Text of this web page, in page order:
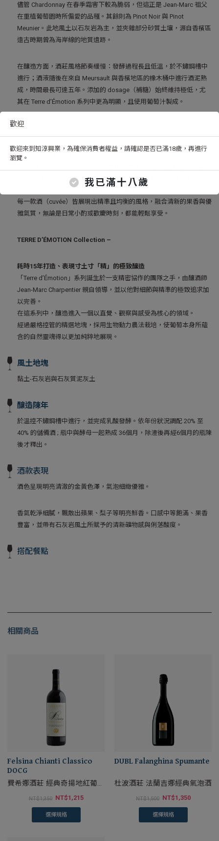
歡迎
歡迎來到知淳興業，為確保消費者權益，請確認是否已滿18歲，再進行
瀏覽。
我已滿十八歲
儘管 Chardonnay 在春季霜害下較為脆弱，但這正是 Jean-Marc 祖父
在重植葡萄園時所偏愛的品種。其餘則為 Pinot Noir 與 Pinot
Meunier。此地風土以石灰岩為主，並夾雜部分砂質土壤，源自香檳區
遠古時期曾為海岸線的地質遺跡。
在釀造方面，酒莊風格節奏緩慢：發酵過程長且低溫，於不鏽鋼槽中
進行；酒液隨後在來自 Meursault 與香檳地區的橡木桶中進行酒泥熟
成，時間最長可達五年。添加的 dosage（補糖）始終維持極低，尤
其在 Terre d’Émotion 系列中更為明顯，且使用葡萄汁製成。
兩大主軸、感動味蕾
TRADITION Collection –
——這片土地以豐富的 Pinot Meunier 葡萄著稱，並在釀酒師 Jean-
Marc Charpentier 的巧手詮釋下達到完美平衡。
每一款酒（cuvée）皆展現出精準且均衡的風格，融合清新的果香與優
雅氣質，無論是日常小酌或歡慶時刻，都能輕鬆享受。
TERRE D’ÉMOTION Collection –
耗時15年打造、表現寸土寸「精」的極致釀造
「Terre d’Émotion」系列誕生於一支精密協作的團隊之手，由釀酒師
Jean-Marc Charpentier 親自領導，並以他對細節與精準的極致追求加
以完善。
在這系列中，釀造進入一個以直覺、觀察與感受為核心的領域。
經過嚴格控管的精選地塊，採用生物動力農法栽培，使葡萄本身所蘊
含的自然靈魂得以更加純粹地展現。
風土地塊
黏土-石灰岩與石灰質泥灰土
釀造陳年
於溫控不鏽鋼槽中進行，並完成乳酸發酵。依年份狀況調配 20% 至
40% 的儲備酒 ; 瓶中與酵母一起熟成 36個月，除渣後再經6個月的瓶陳
後才釋出。
酒款表現
酒色呈現明亮清澈的金黃色澤，氣泡細緻優雅。
香氣乾淨細膩，飄散出蘋果、梨子等明亮鮮香。口感中等飽滿、果香
豐富，並帶有石灰岩風土所賦予的清新礦物感與俐落酸度。
搭配餐點
相關商品
Felsina Chianti Classico
DOCG
費希娜酒莊 經典奇揚地紅葡萄
NT$1,350 NT$1,215
選擇規格
DUBL Falanghina Spumante
杜波酒莊 法蘭吉娜經典氣泡酒
NT$1,500 NT$1,350
選擇規格